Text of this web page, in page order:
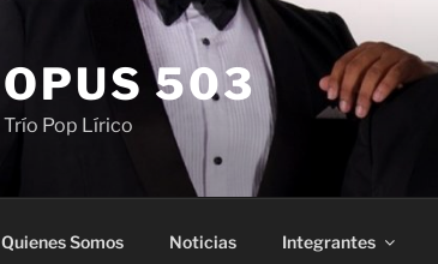
OPUS 503
Trío Pop Lírico
Quienes Somos Noticias Integrantes